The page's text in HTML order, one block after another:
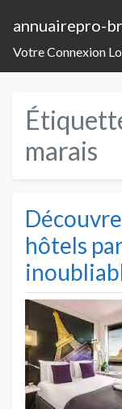
annuairepro-
Votre Connexion
marais
hôtels